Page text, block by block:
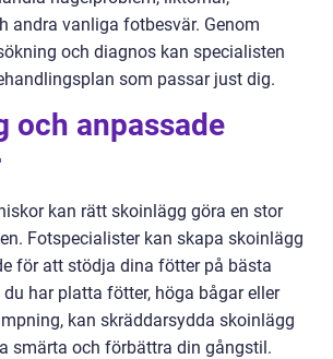
andra vanliga fotbesvär. Genom
och diagnos kan specialisten
som passar just dig.
och anpassade
kan rätt skoinlägg göra en stor
Fotspecialister kan skapa skoinlägg
för att stödja dina fötter på bästa
har platta fötter, höga bågar eller
kan skräddarsydda skoinlägg
smärta och förbättra din gångstil.